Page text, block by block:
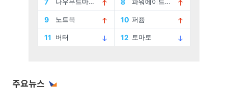
주요뉴스